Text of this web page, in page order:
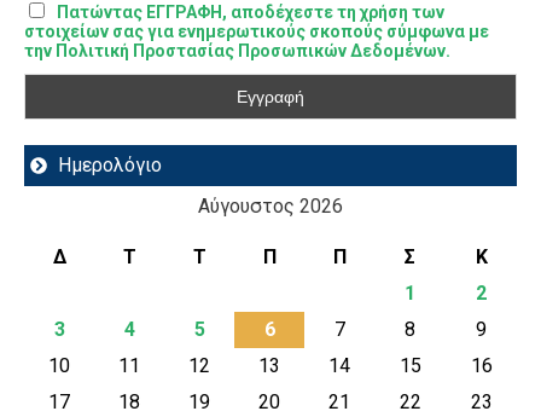
Πατώντας ΕΓΓΡΑΦΗ, αποδέχεστε τη χρήση των
στοιχείων σας για ενημερωτικούς σκοπούς σύμφωνα με
την Πολιτική Προστασίας Προσωπικών Δεδομένων.
Ημερολόγιο
Αύγουστος 2026
Δ Τ Τ Π Π Σ
Κ
1
2
3
4 5 6 7 8
9
10
11 12 13 14 15
16
17
18 19 20 21 22
23